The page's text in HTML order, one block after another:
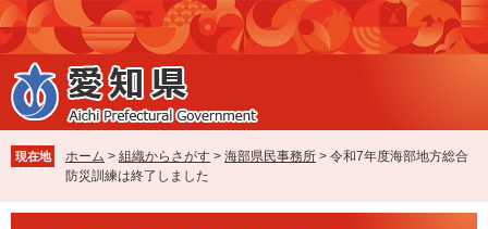
ペ
ー
ジ
の
先
で
す
メ
ニ
ュ
ー
を
ば
し
本
現在地 ホーム > 組織からさがす > 海部県民事務所 > 令和7年度海部地方総合
防災訓練は終了しました